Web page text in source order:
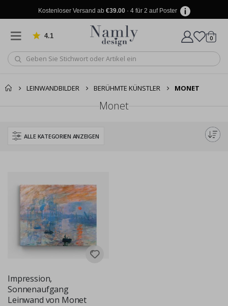
Kostenloser Versand ab €39.00· 4 für 2 auf Poster
4.1 von 1024 Bewertungen
Wagen
0
LEINWANDBILDER BERÜHMTE KÜNSTLER MONET
Monet
ALLE KATEGORIEN ANZEIGEN
Impression,
Sonnenaufgang
Leinwand von Monet